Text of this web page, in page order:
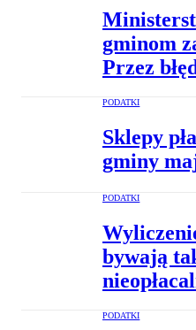
gminom
Przez
PODATKI
Sklepy
gminy
PODATKI
bywają
PODATKI